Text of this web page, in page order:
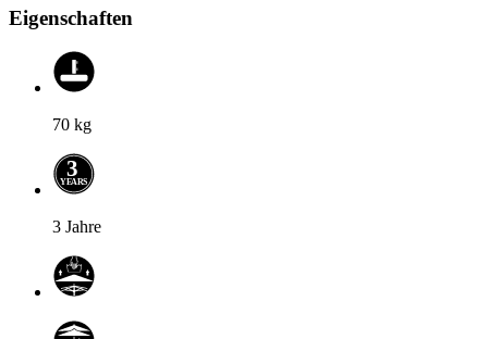
Eigenschaften
70 kg
YEARS
3
3 Jahre